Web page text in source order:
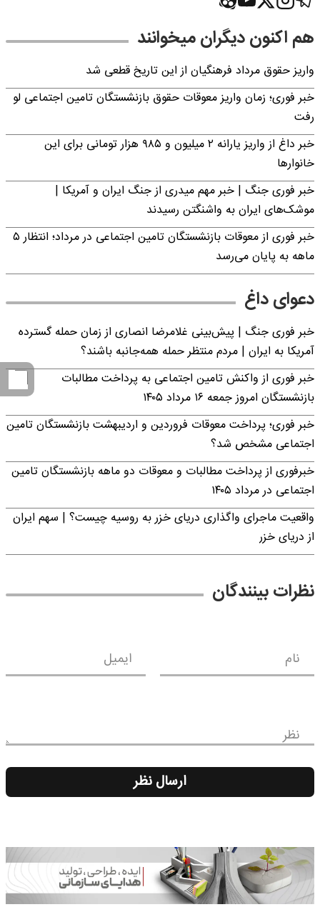
هم اکنون دیگران میخوانند
واریز حقوق مرداد فرهنگیان از این تاریخ قطعی شد
خبر فوری؛ زمان واریز معوقات حقوق بازنشستگان تامین اجتماعی لو
رفت
خبر داغ از واریز یارانه ۲ میلیون و ۹۸۵ هزار تومانی برای این
خانوارها
خبر فوری جنگ | خبر مهم میدری از جنگ ایران و آمریکا |
موشک‌های ایران به واشنگتن رسیدند
خبر فوری از معوقات بازنشستگان تامین اجتماعی در مرداد؛ انتظار ۵
ماهه به پایان می‌رسد
دعوای داغ
خبر فوری جنگ | پیش‌بینی غلامرضا انصاری از زمان حمله گسترده
آمریکا به ایران | مردم منتظر حمله همه‌جانبه باشند؟
خبر فوری از واکنش تامین اجتماعی به پرداخت مطالبات
بازنشستگان امروز جمعه ۱۶ مرداد ۱۴۰۵
خبر فوری؛ پرداخت معوقات فروردین و اردیبهشت بازنشستگان تامین
اجتماعی مشخص شد؟
خبرفوری از پرداخت مطالبات و معوقات دو ماهه بازنشستگان تامین
اجتماعی در مرداد ۱۴۰۵
واقعیت ماجرای واگذاری دریای خزر به روسیه چیست؟ | سهم ایران
از دریای خزر
نظرات بینندگان
نام ایمیل
نظر
ارسال نظر